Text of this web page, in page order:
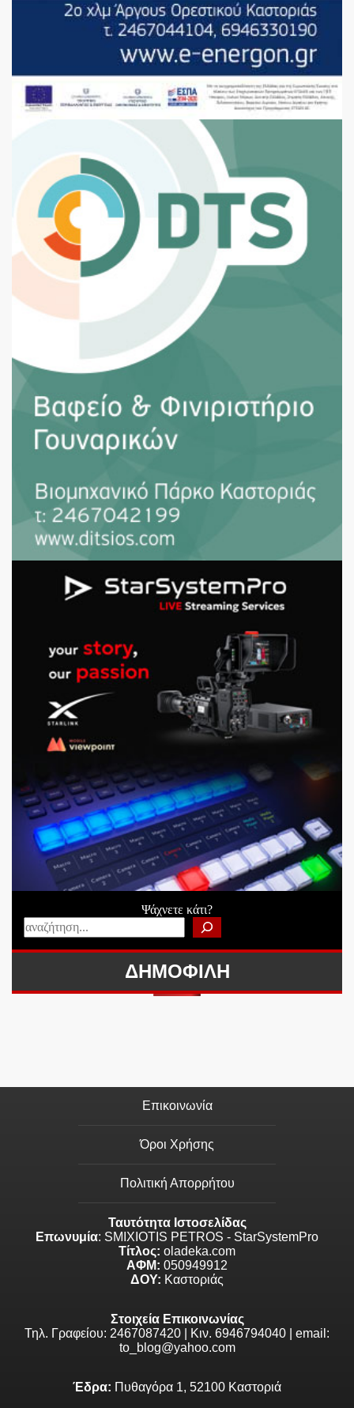
Ψάχνετε κάτι?
ΔΗΜΟΦΙΛΗ
Επικοινωνία
Όροι Χρήσης
Πολιτική Απορρήτου
Ταυτότητα Ιστοσελίδας
Επωνυμία: SMIXIOTIS PETROS - StarSystemPro
Τίτλος: oladeka.com
ΑΦΜ: 050949912
ΔΟΥ: Καστοριάς
Στοιχεία Επικοινωνίας
Τηλ. Γραφείου: 2467087420 | Κιν. 6946794040 | email:
to_blog@yahoo.com
Έδρα: Πυθαγόρα 1, 52100 Καστοριά